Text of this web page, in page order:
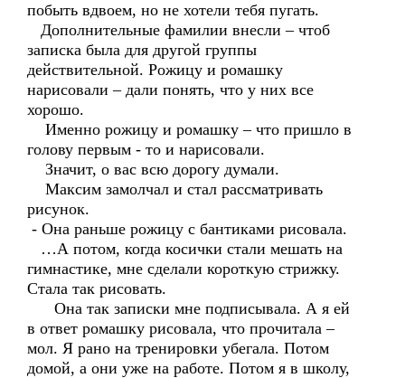
побыть вдвоем, но не хотели тебя пугать.
Дополнительные фамилии внесли – чтоб
записка была для другой группы
действительной. Рожицу и ромашку
нарисовали – дали понять, что у них все
хорошо.
Именно рожицу и ромашку – что пришло в
голову первым - то и нарисовали.
Значит, о вас всю дорогу думали.
Максим замолчал и стал рассматривать
рисунок.
- Она раньше рожицу с бантиками рисовала.
…А потом, когда косички стали мешать на
гимнастике, мне сделали короткую стрижку.
Стала так рисовать.
Она так записки мне подписывала. А я ей
в ответ ромашку рисовала, что прочитала –
мол. Я рано на тренировки убегала. Потом
домой, а они уже на работе. Потом я в школу,